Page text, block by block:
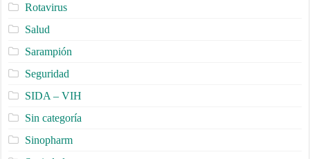
Rotavirus
Salud
Sarampión
Seguridad
SIDA – VIH
Sin categoría
Sinopharm